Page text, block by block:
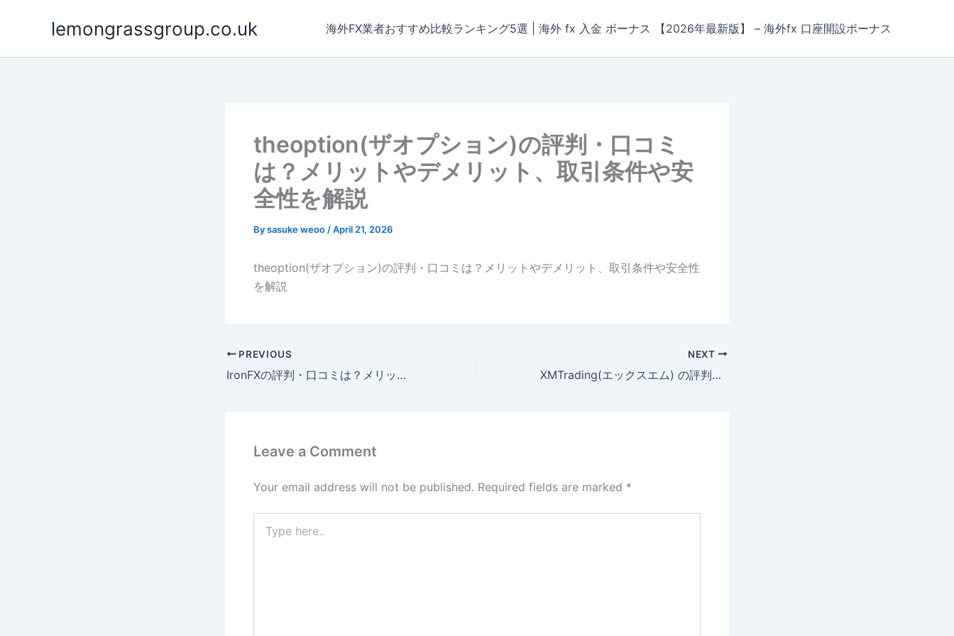
lemongrassgroup.co.uk 海外FX業者おすすめ比較ランキング5選 | 海外 fx 入金 ボーナス 【2026年最新版】 – 海外fx 口座開設ボーナス
theoption(ザオプション)の評判・口コミ
は？メリットやデメリット、取引条件や安
全性を解説
Bysasuke weoo /April 21, 2026
theoption(ザオプション)の評判・口コミは？メリットやデメリット、取引条件や安全性
を解説
PREVIOUS
IronFXの評判・口コミは？メリットやデメリット、取引条件や安全性を解説
NEXT
XMTrading(エックスエム) の評判・口コミは？メリットやデメリット、取引条件や安全性を解説
Leave a Comment
Your email address will not be published. Required fields are marked *
here..